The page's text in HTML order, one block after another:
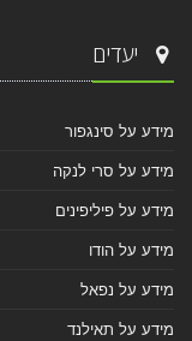
יעדים
מידע על סינגפור
מידע על סרי לנקה
מידע על פיליפינים
מידע על הודו
מידע על נפאל
מידע על תאילנד